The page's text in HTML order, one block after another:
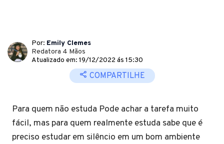
Por: Emily Clemes
Redatora 4 Mãos
Atualizado em: 19/12/2022 ás 15:30
COMPARTILHE
Para quem não estuda Pode achar a tarefa muito
fácil, mas para quem realmente estuda sabe que é
preciso estudar em silêncio em um bom ambiente